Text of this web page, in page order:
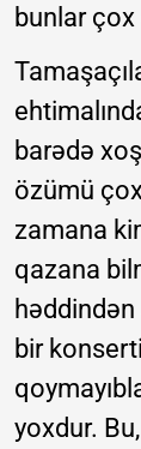
bunlar çox
barədə
özümü
zamana
qazana
bir
yoxdur.